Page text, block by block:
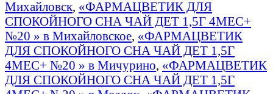
Михайловск, «ФАРМАЦВЕТИК ДЛЯ
СПОКОЙНОГО СНА ЧАЙ ДЕТ 1,5Г 4МЕС+
№20 » в Михайловское, «ФАРМАЦВЕТИК
ДЛЯ СПОКОЙНОГО СНА ЧАЙ ДЕТ 1,5Г
4МЕС+ №20 » в Мичурино, «ФАРМАЦВЕТИК
ДЛЯ СПОКОЙНОГО СНА ЧАЙ ДЕТ 1,5Г